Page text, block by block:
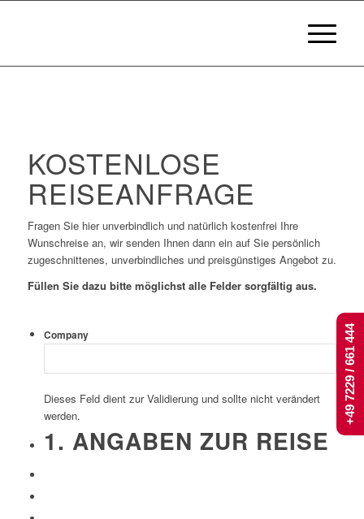
KOSTENLOSE
REISEANFRAGE
Fragen Sie hier unverbindlich und natürlich kostenfrei Ihre
Wunschreise an, wir senden Ihnen dann ein auf Sie persönlich
zugeschnittenes, unverbindliches und preisgünstiges Angebot zu.
Füllen Sie dazu bitte möglichst alle Felder sorgfältig aus.
Company
Dieses Feld dient zur Validierung und sollte nicht verändert
werden.
1. ANGABEN ZUR REISE
+49 7229 / 661 444